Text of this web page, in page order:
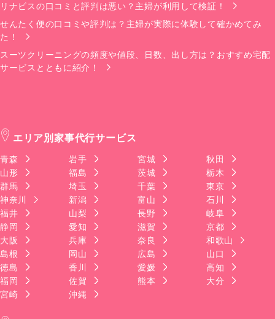
リナビスの口コミと評判は悪い？主婦が利用して検証！
せんたく便の口コミや評判は？主婦が実際に体験して確かめてみ
た！
スーツクリーニングの頻度や値段、日数、出し方は？おすすめ宅配
サービスとともに紹介！
エリア別家事代行サービス
青森 岩手 宮城
秋田
山形
福島 茨城
栃木
群馬
埼玉 千葉
東京
神奈川
新潟 富山
石川
福井
山梨 長野
岐阜
静岡
愛知 滋賀
京都
大阪
兵庫 奈良
和歌山
島根
岡山 広島
山口
徳島
香川 愛媛
高知
福岡
佐賀 熊本
大分
宮崎
沖縄